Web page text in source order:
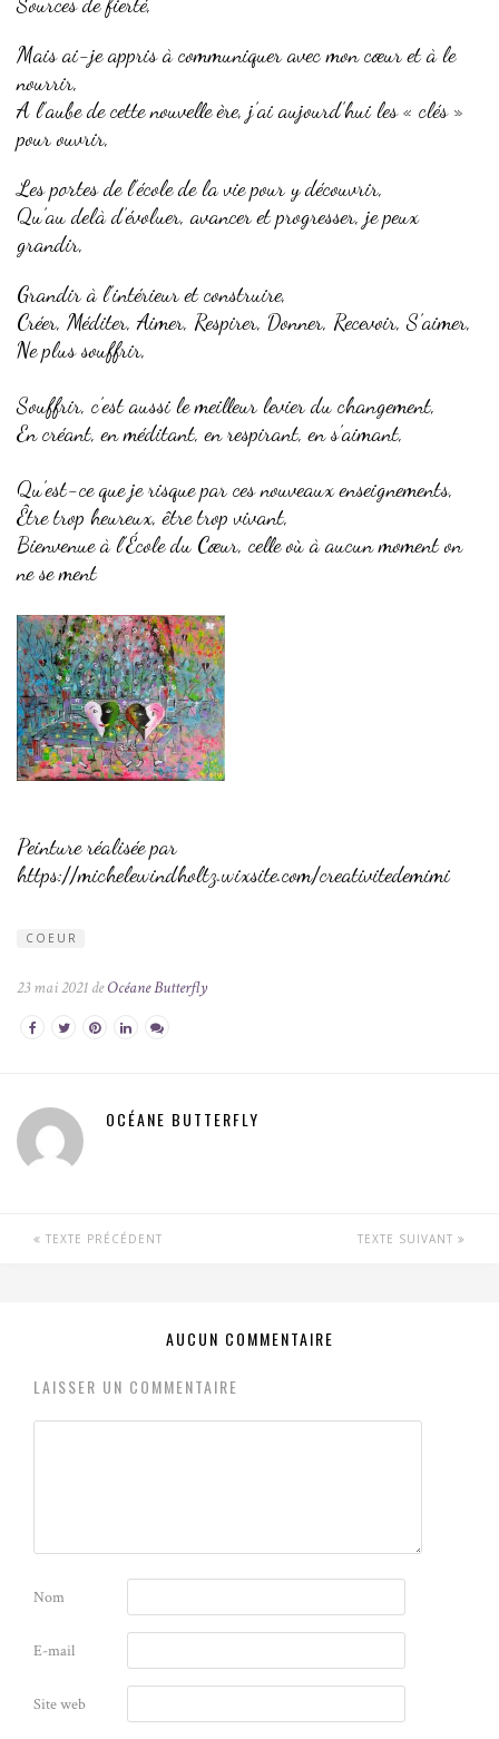
Mais ai-je appris à communiquer avec mon cœur et à le
nourrir,
A l’aube de cette nouvelle ère, j’ai aujourd’hui les « clés »
pour ouvrir,
Les portes de l’école de la vie pour y découvrir,
Qu’au delà d’évoluer, avancer et progresser, je peux
grandir,
Grandir à l’intérieur et construire,
Créer, Méditer, Aimer, Respirer, Donner, Recevoir, S’aimer,
Ne plus souffrir,
Souffrir, c’est aussi le meilleur levier du changement,
En créant, en méditant, en respirant, en s’aimant,
Qu’est-ce que je risque par ces nouveaux enseignements,
Être trop heureux, être trop vivant,
Bienvenue à l’École du Cœur, celle où à aucun moment on
ne se ment
Peinture réalisée par
https://michelewindholtz.wixsite.com/creativitedemimi
COEUR
23 mai 2021 deOcéane Butterfly
OCÉANE BUTTERFLY
TEXTE PRÉCÉDENT TEXTE SUIVANT
AUCUN COMMENTAIRE
LAISSER UN COMMENTAIRE
Nom
E-mail
Site web